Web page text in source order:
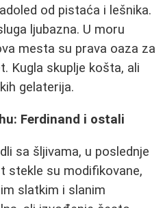
od pistaća i lešnika.
ljubazna. U moru
mesta su prava oaza za
Kugla skuplje košta, ali
gelaterija.
Ferdinand i ostali
sa šljivama, u poslednje
stekle su modifikovane,
slatkim i slanim